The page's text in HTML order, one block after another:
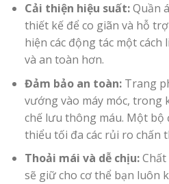
Cải thiện hiệu suất:Quần
thiết kế để co giãn và hỗ
hiện các động tác một
và an toàn hơn.
Đảm bảo an toàn:Trang
vướng vào máy móc, trong
chế lưu thông máu. Một bộ
thiểu tối đa các rủi ro chấn
Thoải mái và dễ chịu:Chất
sẽ giữ cho cơ thể bạn luôn